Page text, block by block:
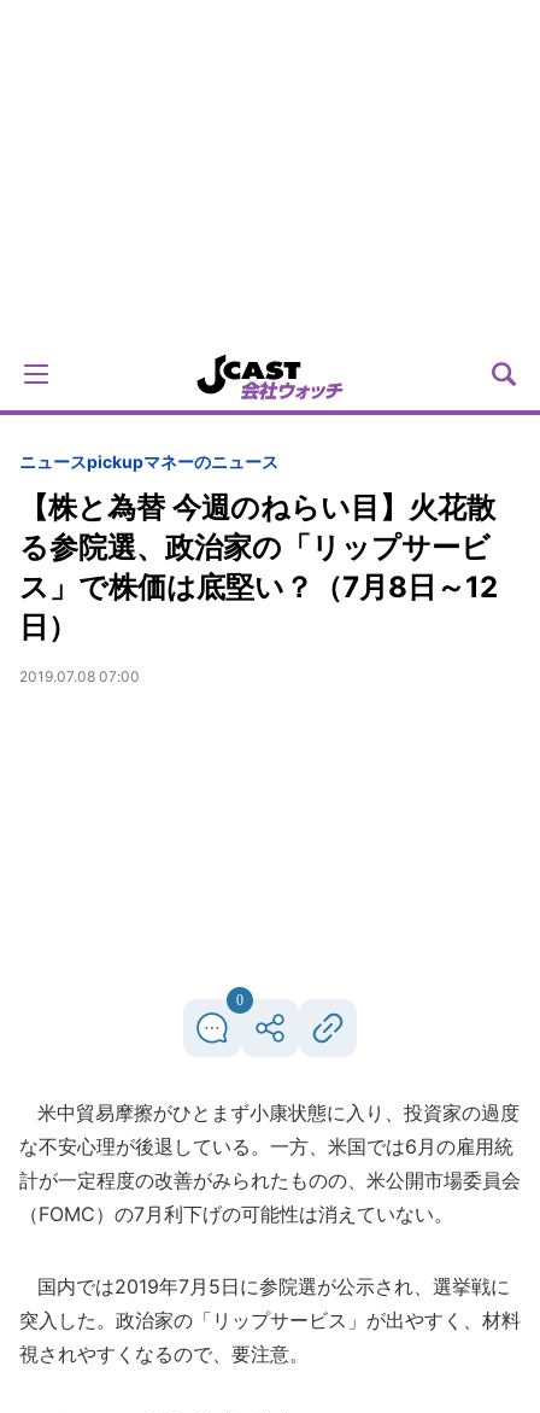
ニュースpickupマネーのニュース
【株と為替 今週のねらい目】火花散
る参院選、政治家の「リップサービ
ス」で株価は底堅い？（7月8日～12
日）
2019.07.08 07:00
0
米中貿易摩擦がひとまず小康状態に入り、投資家の過度
な不安心理が後退している。一方、米国では6月の雇用統
計が一定程度の改善がみられたものの、米公開市場委員会
（FOMC）の7月利下げの可能性は消えていない。
国内では2019年7月5日に参院選が公示され、選挙戦に
突入した。政治家の「リップサービス」が出やすく、材料
視されやすくなるので、要注意。